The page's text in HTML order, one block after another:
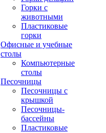
Горки с
животными
Пластиковые
горки
Офисные и учебные
столы
Компьютерные
столы
Песочницы
Песочницы с
крышкой
Песочницы-
бассейны
Пластиковые